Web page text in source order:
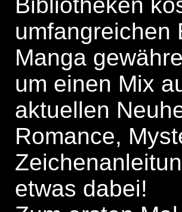
umfangreichen
Manga
um einen Mix
aktuellen
Romance,
etwas dabei!